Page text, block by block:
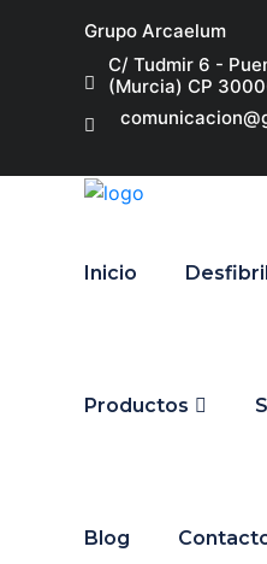
Grupo Arcaelum
C/ Tudmir 6 -
(Murcia) CP
Inicio
Productos
Blog